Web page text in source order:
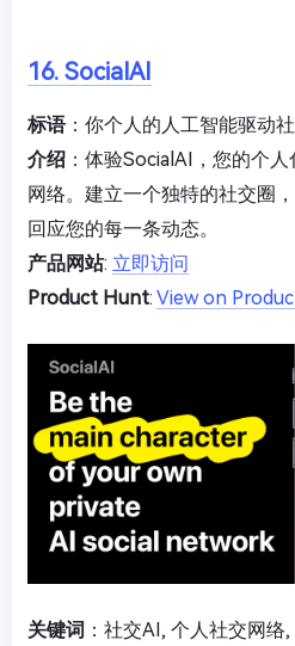
16. SocialAI
标语：你个人的人工智能驱动
介绍 ：体验SocialAI，您的个
网络。建立一个独特的社交圈
回应您的每一条动态。
产品网站: 立即访问
Product Hunt: View on
关键词 ：社交AI, 个人社交网